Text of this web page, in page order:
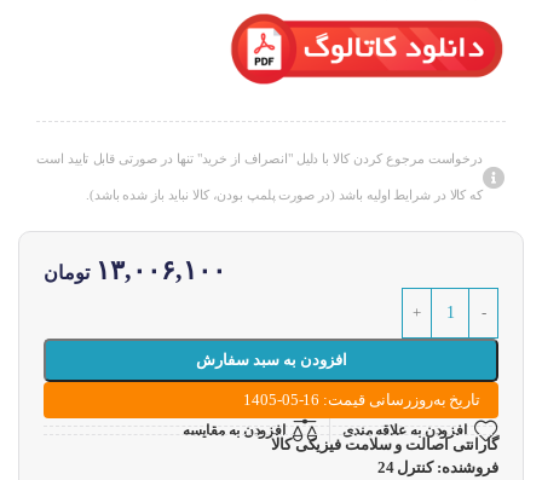
درخواست مرجوع کردن کالا با دلیل "انصراف از خرید" تنها در صورتی قابل تایید است
که کالا در شرایط اولیه باشد (در صورت پلمپ بودن، کالا نباید باز شده باشد).
۱۳,۰۰۶,۱۰۰ تومان
افزودن به سبد سفارش
تاریخ به‌روزرسانی قیمت: 16-05-1405
افزودن به علاقه مندی افزودن به مقایسه
گارانتی اصالت و سلامت فیزیکی کالا
فروشنده: کنترل 24